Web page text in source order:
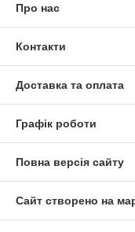
Про нас
Контакти
Доставка та оплата
Графік роботи
Повна версія сайту
Сайт створено на